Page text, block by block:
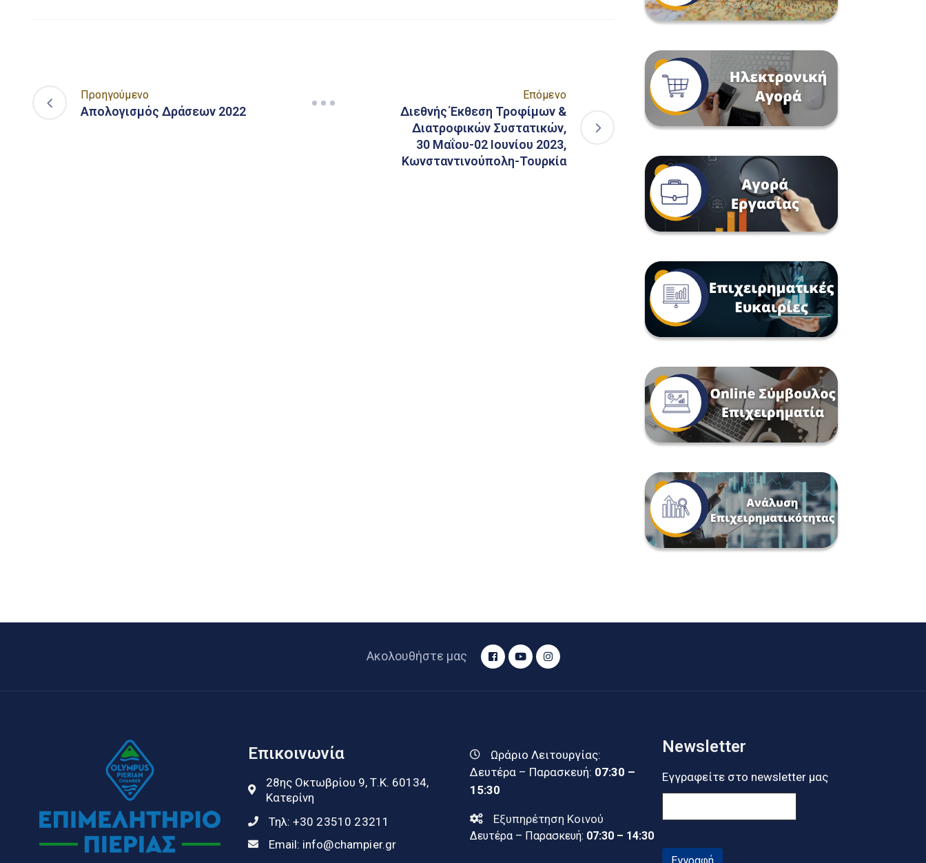
Προηγούμενο
Απολογισμός Δράσεων 2022
Επόμενο
Διεθνής Έκθεση Τροφίμων &
Διατροφικών Συστατικών,
30 Μαΐου-02 Ιουνίου 2023,
Κωνσταντινούπολη-Τουρκία
Ακολουθήστε μας
Επικοινωνία
28ης Οκτωβρίου 9, Τ.Κ. 60134,
Κατερίνη
Τηλ: +30 23510 23211
Email: info@champier.gr
Ωράριο Λειτουργίας:
Δευτέρα – Παρασκευή: 07:30 –
15:30
Εξυπηρέτηση Κοινού
Δευτέρα – Παρασκευή: 07:30 – 14:30
Newsletter
Εγγραφείτε στο newsletter μας